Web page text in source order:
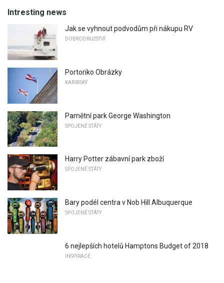
Intresting news
Jak se vyhnout podvodům při nákupu RV
DOBRODRUŽSTVÍ
Portoriko Obrázky
KARIBSKÝ
Pamětní park George Washington
SPOJENÉ STÁTY
Harry Potter zábavní park zboží
SPOJENÉ STÁTY
Bary podél centra v Nob Hill Albuquerque
SPOJENÉ STÁTY
6 nejlepších hotelů Hamptons Budget of 2018
INSPIRACE